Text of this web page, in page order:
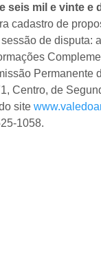
seis mil e vinte
cadastro de
de disputa:
Permanente
Centro, de
site
1058.